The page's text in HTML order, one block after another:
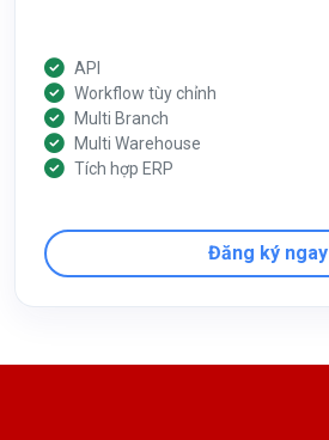
API
Workflow tùy chỉnh
Multi Branch
Multi Warehouse
Tích hợp ERP
Đăng ký ngay